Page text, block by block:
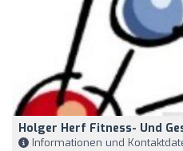
Holger Herf Fitness- Und
Informationen und